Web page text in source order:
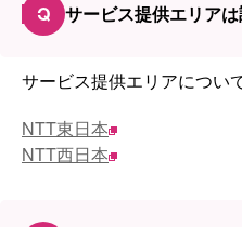
Q サービス提供エリア
サービス提供エリアについ
NTT東日本
NTT西日本